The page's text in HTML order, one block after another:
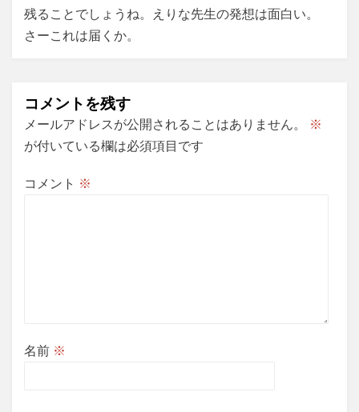
残ることでしょうね。えりな先生の発想は面白い。
さーこれは届くか。
コメントを残す
メールアドレスが公開されることはありません。
※
が付いている欄は必須項目です
コメント ※
名前 ※